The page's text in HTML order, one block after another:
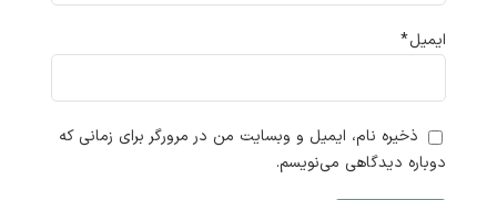
ایمیل*
ذخیره نام، ایمیل و وبسایت من در مرورگر برای زمانی که
دوباره دیدگاهی می‌نویسم.